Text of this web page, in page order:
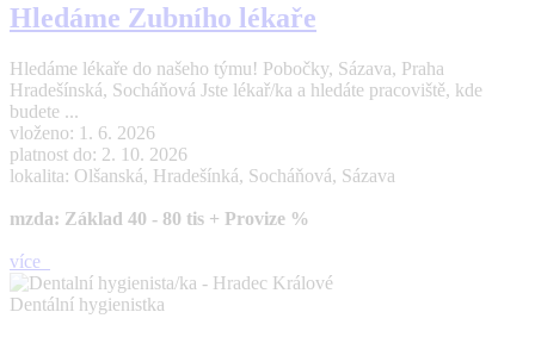
Hledáme Zubního lékaře
Hledáme lékaře do našeho týmu! Pobočky, Sázava, Praha
Hradešínská, Socháňová Jste lékař/ka a hledáte pracoviště, kde
budete ...
vloženo: 1. 6. 2026
platnost do: 2. 10. 2026
lokalita: Olšanská, Hradešínká, Socháňová, Sázava
mzda: Základ 40 - 80 tis + Provize %
více
Dentální hygienistka